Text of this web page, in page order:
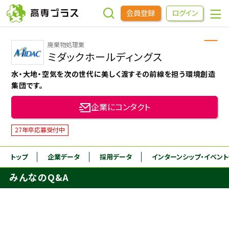
会員登録 ログイン
企業をさがす
進学先をさがす
インターンシップ・イベントをさがす
高専OBOGをさがす
高専プラスセミナー
廃棄物処理業
ミダックホールディングス
水・大地・空気を次の世代に美しく渡すその前線を担う環境創造
集団です。
企業にコンタクト
27年卒応募受付中
トップ 企業データ 採用データ インターンシップ・イベン
みんなのQ&A